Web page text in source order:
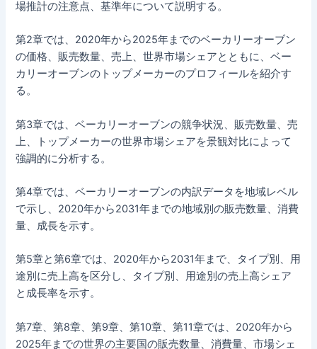
場推計の注意点、基準年について説明する。
第2章では、2020年から2025年までのベーカリーオーブン
の価格、販売数量、売上、世界市場シェアとともに、ベー
カリーオーブンのトップメーカーのプロフィールを紹介す
る。
第3章では、ベーカリーオーブンの競争状況、販売数量、売
上、トップメーカーの世界市場シェアを景観対比によって
強調的に分析する。
第4章では、ベーカリーオーブンの内訳データを地域レベル
で示し、2020年から2031年までの地域別の販売数量、消費
量、成長を示す。
第5章と第6章では、2020年から2031年まで、タイプ別、用
途別に売上高を区分し、タイプ別、用途別の売上高シェア
と成長率を示す。
第7章、第8章、第9章、第10章、第11章では、2020年から
2025年までの世界の主要国の販売数量、消費量、市場シェ